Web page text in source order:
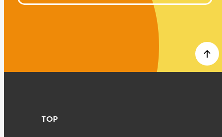
TOP